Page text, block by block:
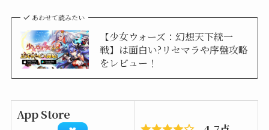
あわせて読みたい
【少女ウォーズ：幻想天下統一
戦】は面白い?リセマラや序盤攻略
をレビュー！
App Store